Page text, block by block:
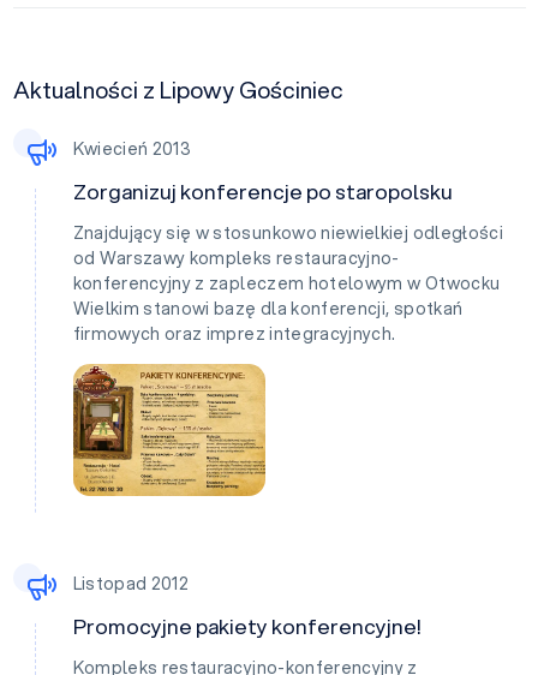
Aktualności z Lipowy Gościniec
Kwiecień 2013
Zorganizuj konferencje po staropolsku
Znajdujący się w stosunkowo niewielkiej odległości
od Warszawy kompleks restauracyjno-
konferencyjny z zapleczem hotelowym w Otwocku
Wielkim stanowi bazę dla konferencji, spotkań
firmowych oraz imprez integracyjnych.
Listopad 2012
Promocyjne pakiety konferencyjne!
Kompleks restauracyjno-konferencyjny z